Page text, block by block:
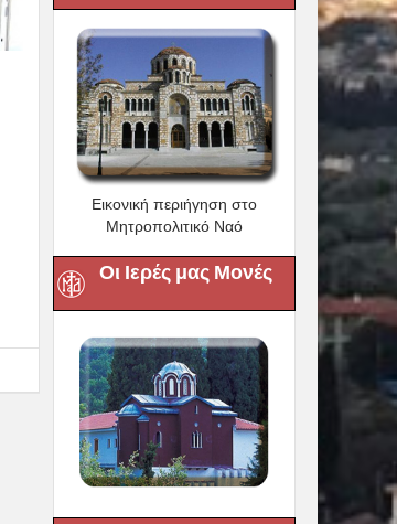
Εικονική περιήγηση στο
Μητροπολιτικό Ναό
Οι Ιερές μας Μονές